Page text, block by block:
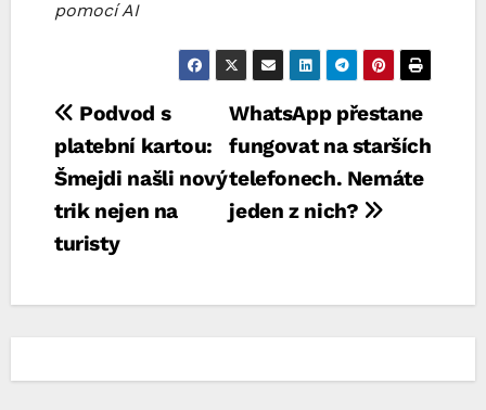
pomocí AI
Navigace
pro
příspěvek
WhatsApp přestane
fungovat na starších
telefonech. Nemáte
jeden z nich?
Podvod s
platební kartou:
Šmejdi našli nový
trik nejen na
turisty